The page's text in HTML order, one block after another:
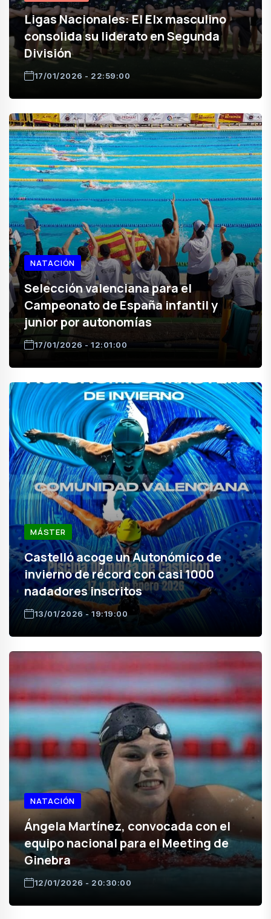
Ligas Nacionales: El Elx masculino
consolida su liderato en Segunda
División
17/01/2026 - 22:59:00
NATACIÓN
Selección valenciana para el
Campeonato de España infantil y
junior por autonomías
17/01/2026 - 12:01:00
MÁSTER
Castelló acoge un Autonómico de
invierno de récord con casi 1000
nadadores inscritos
13/01/2026 - 19:19:00
NATACIÓN
Ángela Martínez, convocada con el
equipo nacional para el Meeting de
Ginebra
12/01/2026 - 20:30:00